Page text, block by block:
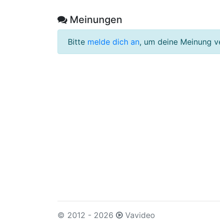
Meinungen
Bitte melde dich an, um deine Meinung
© 2012 - 2026 Vavideo